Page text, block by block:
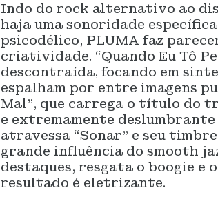
Indo do rock alternativo ao
haja uma sonoridade
psicodélico, PLUMA faz
criatividade. “Quando Eu Tô
descontraída, focando em
espalham por entre imagens
Mal”, que carrega o título do
e extremamente deslumbrante
atravessa “Sonar” e seu
grande influência do smooth
destaques, resgata o boogie e
resultado é eletrizante.